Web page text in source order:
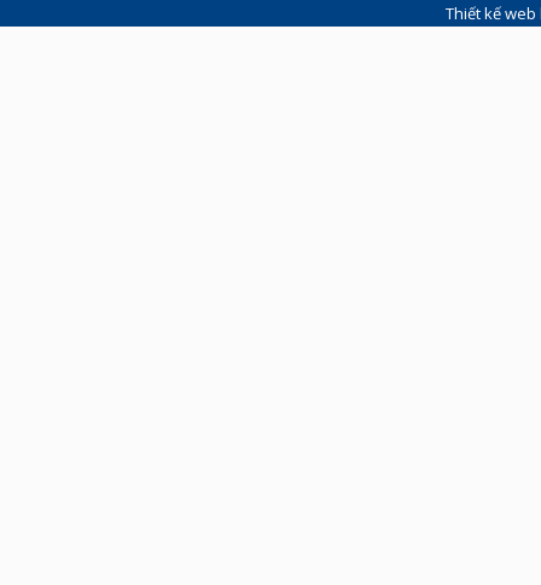
Thiết kế web